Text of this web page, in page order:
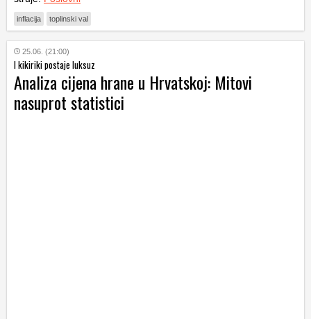
inflacija toplinski val
25.06. (21:00)
I kikiriki postaje luksuz
Analiza cijena hrane u Hrvatskoj: Mitovi
nasuprot statistici